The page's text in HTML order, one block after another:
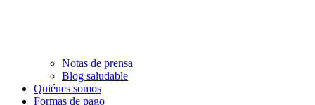
Notas de prensa
Blog saludable
Quiénes somos
Formas de pago